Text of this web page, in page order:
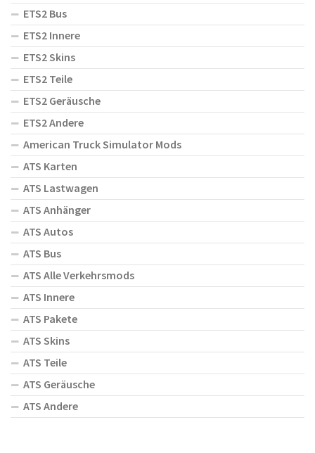
ETS2 Bus
ETS2 Innere
ETS2 Skins
ETS2 Teile
ETS2 Geräusche
ETS2 Andere
American Truck Simulator Mods
ATS Karten
ATS Lastwagen
ATS Anhänger
ATS Autos
ATS Bus
ATS Alle Verkehrsmods
ATS Innere
ATS Pakete
ATS Skins
ATS Teile
ATS Geräusche
ATS Andere